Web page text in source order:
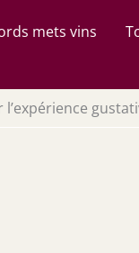
mets vins
l’expérience